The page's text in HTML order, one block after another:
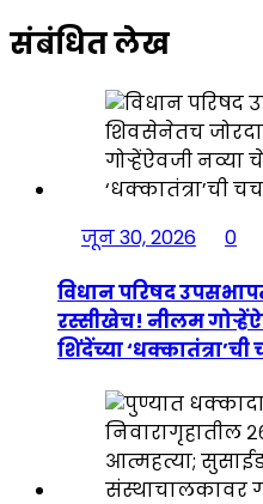
संबंधित लेख
जून 30, 2026
0
विधान परिषद
रस्सीखेच! नीलम
शिंदेंच्या ‘धक्कातंत्रा’ची